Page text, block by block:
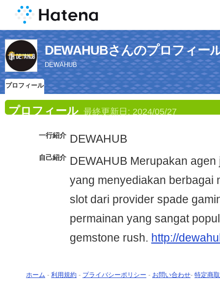
DEWAHUBさんのプロフィー
DEWAHUB
プロフィール
プロフィール 最終更新日: 2024/05/27
一行紹介 DEWAHUB
自己紹介 DEWAHUB Merupakan
yang menyediakan berbagai
slot dari provider spade
permainan yang sangat
gemstone rush. http://
ホーム - 利用規約 - プライバシーポリシー - お問い合わせ- 特定商